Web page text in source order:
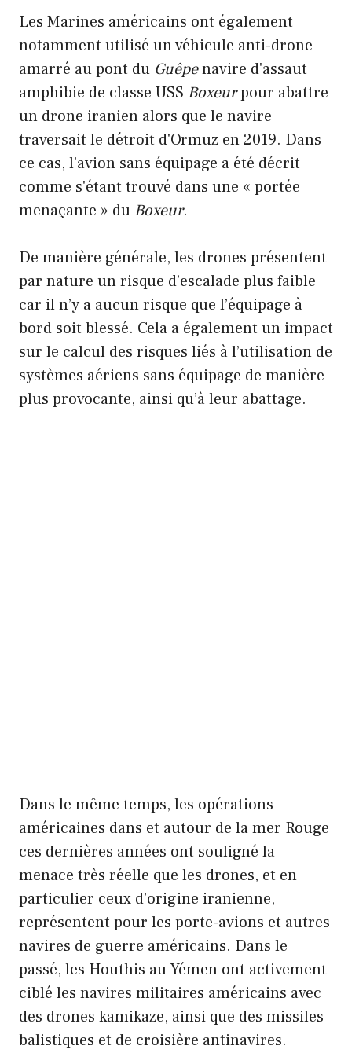
Les Marines américains ont également
notamment utilisé un véhicule anti-drone
amarré au pont du Guêpenavire d'assaut
amphibie de classe USS Boxeurpour abattre
un drone iranien alors que le navire
traversait le détroit d'Ormuz en 2019. Dans
ce cas, l'avion sans équipage a été décrit
comme s'étant trouvé dans une « portée
menaçante » du Boxeur.
De manière générale, les drones présentent
par nature un risque d’escalade plus faible
car il n’y a aucun risque que l’équipage à
bord soit blessé. Cela a également un impact
sur le calcul des risques liés à l’utilisation de
systèmes aériens sans équipage de manière
plus provocante, ainsi qu’à leur abattage.
Dans le même temps, les opérations
américaines dans et autour de la mer Rouge
ces dernières années ont souligné la
menace très réelle que les drones, et en
particulier ceux d’origine iranienne,
représentent pour les porte-avions et autres
navires de guerre américains. Dans le
passé, les Houthis au Yémen ont activement
ciblé les navires militaires américains avec
des drones kamikaze, ainsi que des missiles
balistiques et de croisière antinavires.